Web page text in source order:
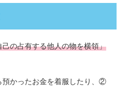
己の占有する他人の物を横領」
かったお金を着服したり、②